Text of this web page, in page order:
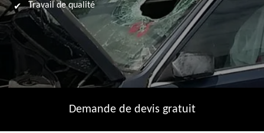
Travail de qualité
Demande de devis gratuit